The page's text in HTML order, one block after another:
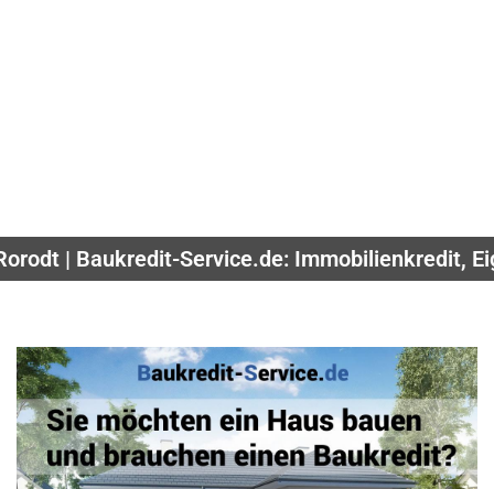
| Baukredit-Service.de: Immobilienkredit,